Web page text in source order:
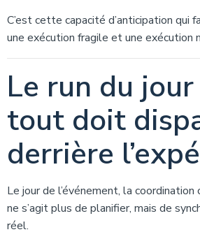
C’est cette capacité d’anticipation qui
une exécution fragile et une exécution
Le run du jour
tout doit
derrière
Le jour de l’événement, la coordination
ne s’agit plus de planifier, mais de
réel.